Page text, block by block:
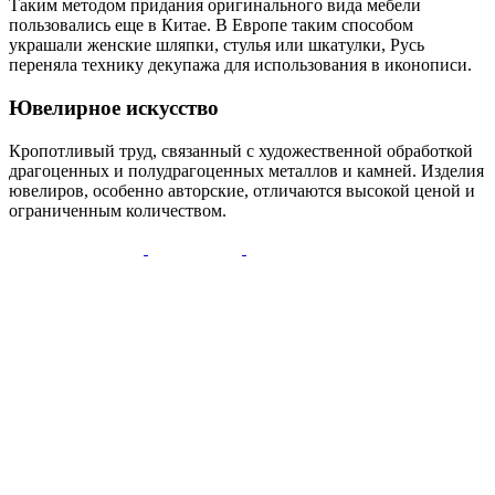
Таким методом придания оригинального вида мебели
пользовались еще в Китае. В Европе таким способом
украшали женские шляпки, стулья или шкатулки, Русь
переняла технику декупажа для использования в иконописи.
Ювелирное искусство
Кропотливый труд, связанный с художественной обработкой
драгоценных и полудрагоценных металлов и камней. Изделия
ювелиров, особенно авторские, отличаются высокой ценой и
ограниченным количеством.